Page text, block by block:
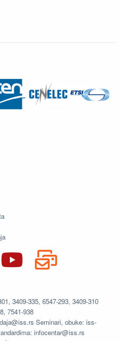
3409-335, 6547-293, 3409-310
7541-938
Seminari, obuke: iss-
infocentar@iss.rs